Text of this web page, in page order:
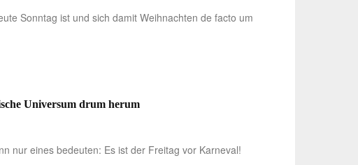
Sonntag ist und sich damit Weihnachten de facto um
Universum drum herum
nur eines bedeuten: Es ist der Freitag vor Karneval!